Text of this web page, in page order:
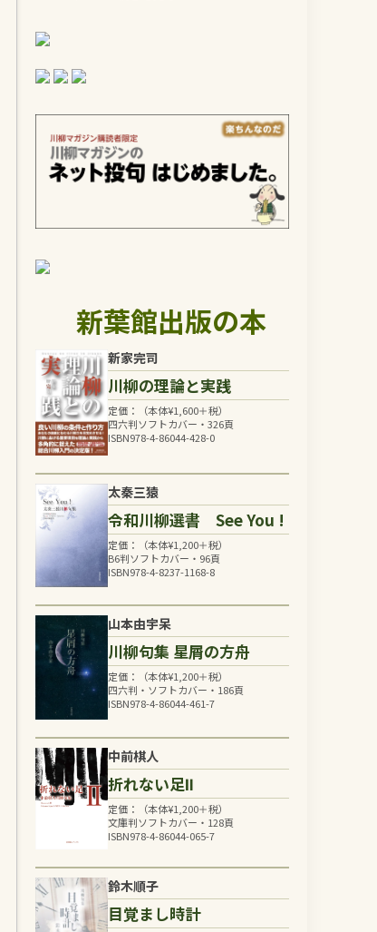
新葉館出版の本
新家完司
川柳の理論と実践
定価：（本体¥1,600＋税）
四六判ソフトカバー・326頁
ISBN978-4-86044-428-0
太秦三猿
令和川柳選書 See You !
定価：（本体¥1,200＋税）
B6判ソフトカバー・96頁
ISBN978-4-8237-1168-8
山本由宇呆
川柳句集 星屑の方舟
定価：（本体¥1,200＋税）
四六判・ソフトカバー・186頁
ISBN978-4-86044-461-7
中前棋人
折れない足Ⅱ
定価：（本体¥1,200＋税）
文庫判ソフトカバー・128頁
ISBN978-4-86044-065-7
鈴木順子
目覚まし時計